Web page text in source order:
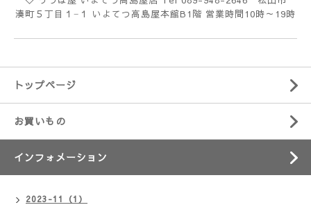
湊町５丁目１−１ いよてつ高島屋本館B1階 営業時間10時～19時
トップページ
お買いもの
インフォメーション
2023-11（1）